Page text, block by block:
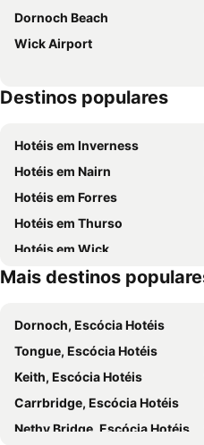
Dornoch Beach
Wick Airport
Destinos populares
Hotéis em Inverness
Hotéis em Nairn
Hotéis em Forres
Hotéis em Thurso
Hotéis em Wick
Mais destinos
Dornoch, Escócia Hotéis
Tongue, Escócia Hotéis
Keith, Escócia Hotéis
Carrbridge, Escócia Hotéis
Nethy Bridge, Escócia Hotéis